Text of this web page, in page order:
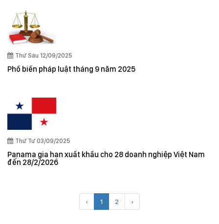
Thứ Sáu 12/09/2025
Phổ biến pháp luật tháng 9 năm 2025
Thứ Tư 03/09/2025
Panama gia hạn xuất khẩu cho 28 doanh nghiệp Việt Nam
đến 28/2/2026
‹ 1 2 ›